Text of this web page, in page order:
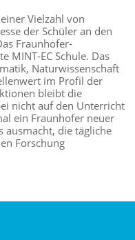
Vielzahl von
der Schüler an den
Fraunhofer-
MINT-EC Schule. Das
Naturwissenschaft
im Profil der
bleibt die
nicht auf den Unterricht
ein Fraunhofer neuer
ausmacht, die tägliche
Forschung